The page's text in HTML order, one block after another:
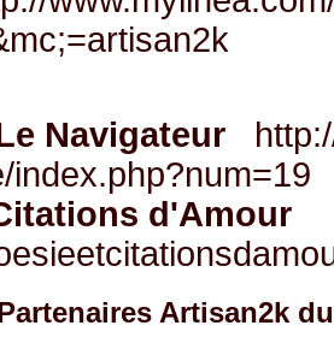
Navigateur
index.php?num=19
d'Amour
Artisan2k